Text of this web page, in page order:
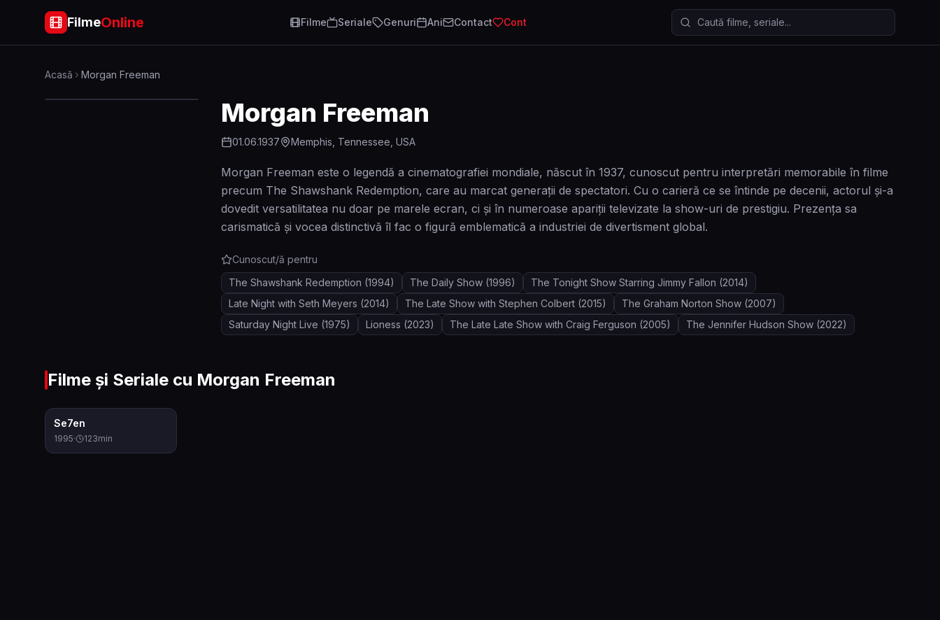
FilmeOnline Filme Seriale Genuri Ani Contact Cont Caută filme și seriale
Acasă Morgan Freeman
Morgan Freeman
01.06.1937 Memphis, Tennessee, USA
Morgan Freeman este o legendă a cinematografiei mondiale, născut în 1937, cunoscut pentru interpretări memorabile în filme
precum The Shawshank Redemption, care au marcat generații de spectatori. Cu o carieră ce se întinde pe decenii, actorul și-a
dovedit versatilitatea nu doar pe marele ecran, ci și în numeroase apariții televizate la show-uri de prestigiu. Prezența sa
carismatică și vocea distinctivă îl fac o figură emblematică a industriei de divertisment global.
Cunoscut/ă pentru
The Shawshank Redemption (1994) The Daily Show (1996) The Tonight Show Starring Jimmy Fallon (2014)
Late Night with Seth Meyers (2014) The Late Show with Stephen Colbert (2015) The Graham Norton Show (2007)
Saturday Night Live (1975) Lioness (2023) The Late Late Show with Craig Ferguson (2005) The Jennifer Hudson Show (2022)
Filme și Seriale cu Morgan Freeman
Se7en
1995· 123min